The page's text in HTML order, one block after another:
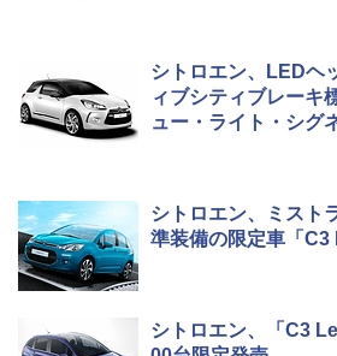
シトロエン、LEDヘ
ィブシティブレーキ
ュー・ライト・シグ
シトロエン、ミスト
準装備の限定車「C3
シトロエン、「C3